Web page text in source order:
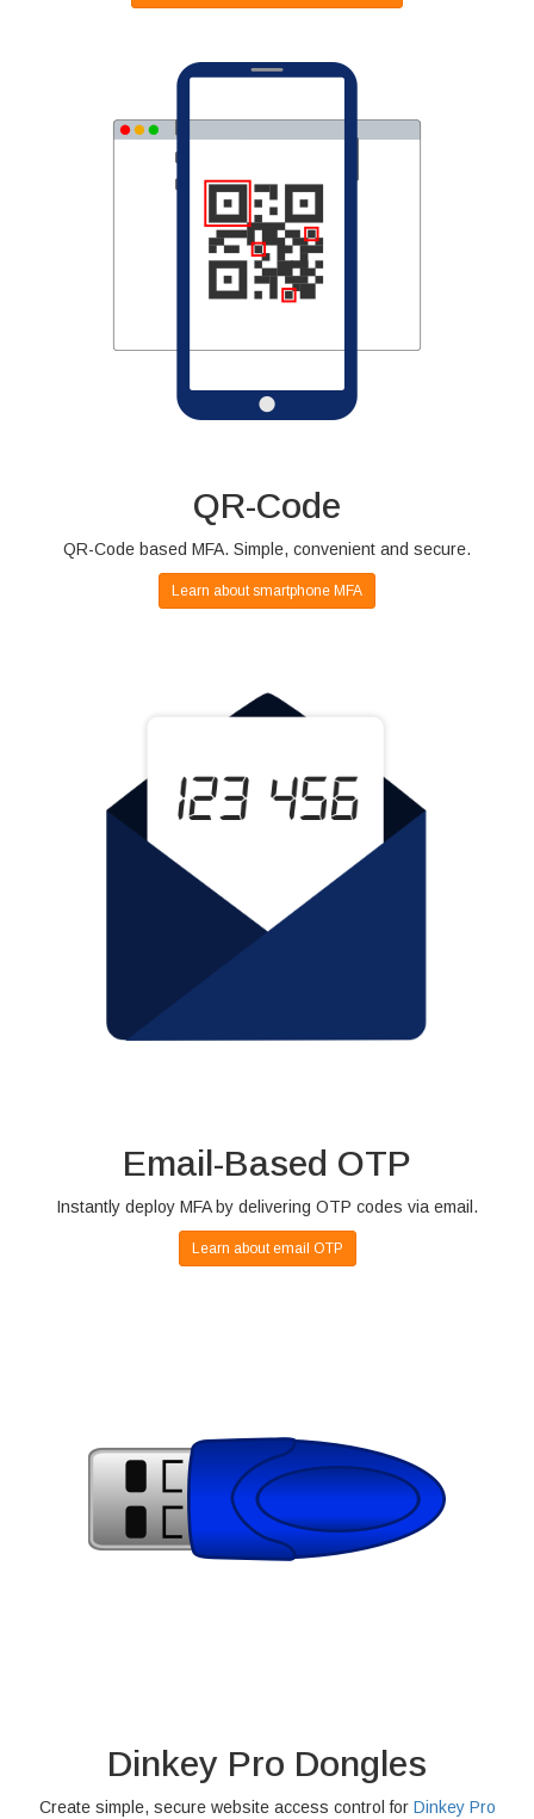
QR-Code
QR-Code based MFA. Simple, convenient and secure.
Learn about smartphone MFA
Email-Based OTP
Instantly deploy MFA by delivering OTP codes via email.
Learn about email OTP
Dinkey Pro Dongles
Create simple, secure website access control for Dinkey Pro